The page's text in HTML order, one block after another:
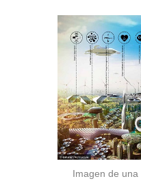
Imagen de una